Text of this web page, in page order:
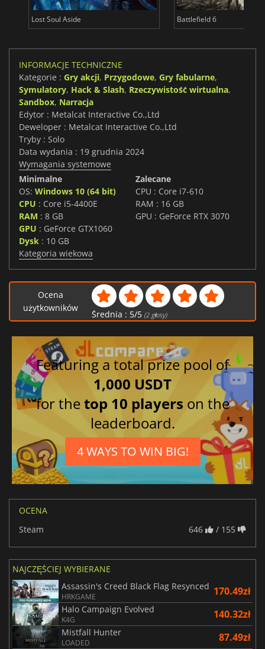
Lost Soul Aside Battlefield 6
INFORMACJE TECHNICZNE
Kategorie : Gry akcji, Przygodowe, Gry fabularne,
Symulatory, Hack & Slash, Rzeczywistość wirtualna,
Sandbox, Narracja
Edytor : Metalcat Interactive Co.,Ltd
Deweloper : Metalcat Interactive Co.,Ltd
Tryby : Solo
Data wydania : 19 grudnia 2024
Wymagania systemowe
Minimalne
OS: Windows 10 (64 bit)
CPU : Core i5-4400E
RAM : 8 GB
GPU : GeForce GTX1060
Dysk : 10 GB
Zalecane
CPU : Core i7-610
RAM : 16 GB
GPU : GeForce RTX 3070
Kategoria wiekowa
Ocena
użytkowników
Średnia : 5/5 (2głosy)
Featuring a total prize pool of
1,000 USDT
for thetop 10 players on the
leaderboard.
4 WAYS TO WIN BIG!
OCENA
Steam
646 / 155
NAJCZĘŚCIEJ WYBIERANE
Assassin's Creed Black Flag Resynced
HRKGAME 170.49zł
Halo Campaign Evolved
K4G 140.32zł
Mistfall Hunter
LOADED 87.49zł